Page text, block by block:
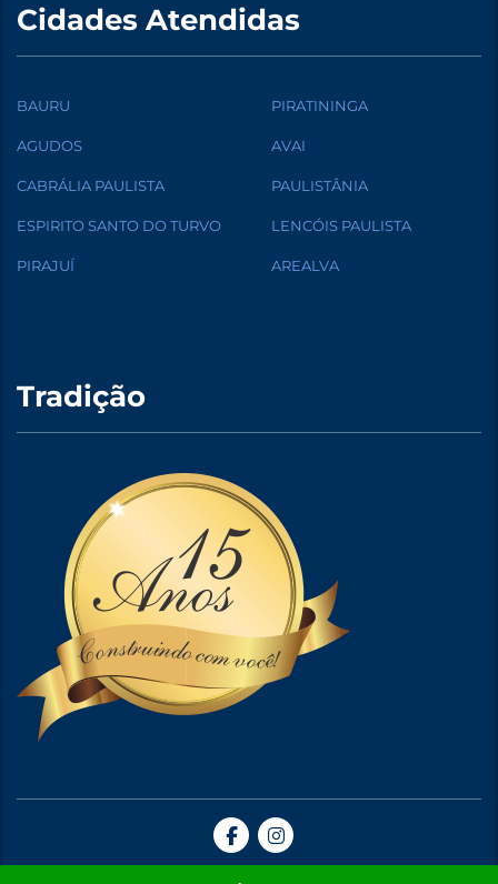
Cidades Atendidas
BAURU PIRATININGA
AGUDOS AVAI
CABRÁLIA PAULISTA PAULISTÂNIA
ESPIRITO SANTO DO TURVO LENCÓIS PAULISTA
PIRAJUÍ AREALVA
Tradição